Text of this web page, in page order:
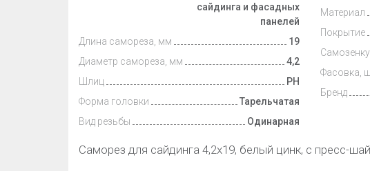
сайдинга и фасадных
панелей
Длина самореза, мм
19
Диаметр самореза, мм
4,2
Шлиц
PH
Форма головки
Тарельчатая
Вид резьбы
Одинарная
Материал
Покрытие
Фасовка,
Бренд
Саморез для сайдинга 4,2х19, белый цинк, с пресс-